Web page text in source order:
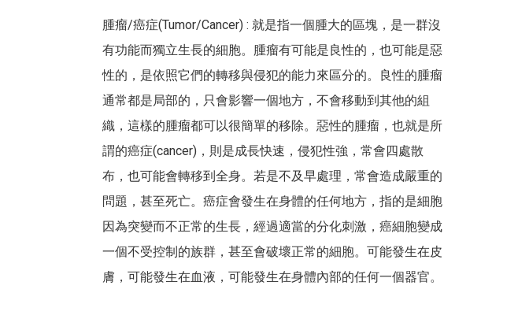
腫瘤/癌症(Tumor/Cancer) : 就是指一個腫大的區塊，是一群沒
有功能而獨立生長的細胞。腫瘤有可能是良性的，也可能是惡
性的，是依照它們的轉移與侵犯的能力來區分的。良性的腫瘤
通常都是局部的，只會影響一個地方，不會移動到其他的組
織，這樣的腫瘤都可以很簡單的移除。惡性的腫瘤，也就是所
謂的癌症(cancer)，則是成長快速，侵犯性強，常會四處散
布，也可能會轉移到全身。若是不及早處理，常會造成嚴重的
問題，甚至死亡。癌症會發生在身體的任何地方，指的是細胞
因為突變而不正常的生長，經過適當的分化刺激，癌細胞變成
一個不受控制的族群，甚至會破壞正常的細胞。可能發生在皮
膚，可能發生在血液，可能發生在身體內部的任何一個器官。